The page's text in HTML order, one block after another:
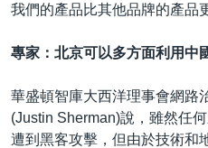
我們的產品比其他品牌的產品
專家：北京可以多方面利用中
華盛頓智庫大西洋理事會網路
(Justin Sherman)說，雖然任
遭到黑客攻擊，但由於技術和